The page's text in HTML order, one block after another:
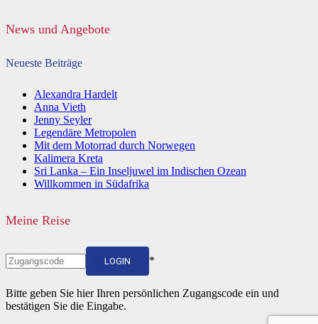
News und Angebote
Neueste Beiträge
Alexandra Hardelt
Anna Vieth
Jenny Seyler
Legendäre Metropolen
Mit dem Motorrad durch Norwegen
Kalimera Kreta
Sri Lanka – Ein Inseljuwel im Indischen Ozean
Willkommen in Südafrika
Meine Reise
LOGIN *
Bitte geben Sie hier Ihren persönlichen Zugangscode ein und
bestätigen Sie die Eingabe.